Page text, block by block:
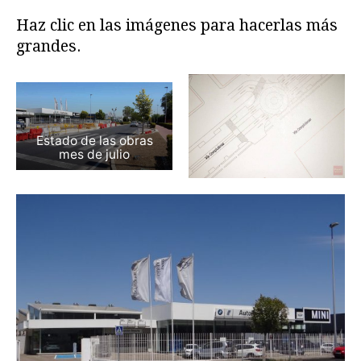
Haz clic en las imágenes para hacerlas más
grandes.
Estado de las obras
mes de julio